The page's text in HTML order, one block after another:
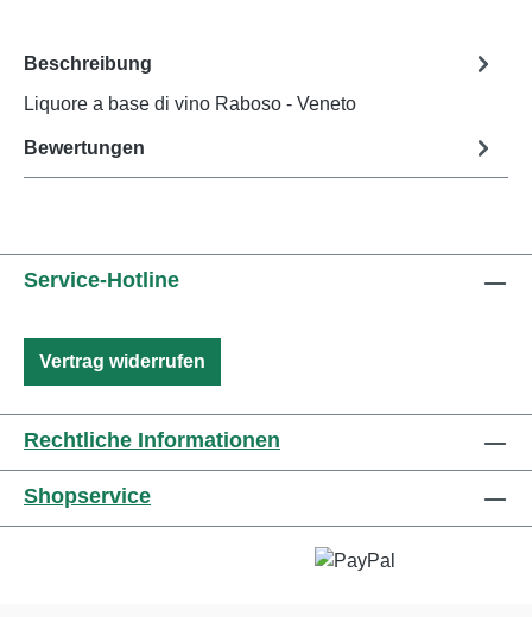
Beschreibung
Liquore a base di vino Raboso - Veneto
Bewertungen
Service-Hotline
Vertrag widerrufen
Rechtliche Informationen
Shopservice